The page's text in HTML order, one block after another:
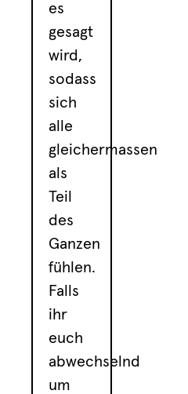
es
gesagt
wird,
sodass
sich
alle
gleichermassen
als
Teil
des
Ganzen
fühlen.
Falls
ihr
euch
abwechselnd
um